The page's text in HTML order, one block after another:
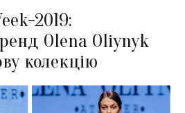
2019:
Olena Oliynyk
колекцію